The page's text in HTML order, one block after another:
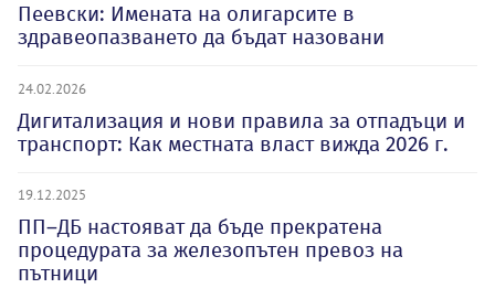
Пеевски: Имената на олигарсите в
здравеопазването да бъдат назовани
24.02.2026
Дигитализация и нови правила за отпадъци и
транспорт: Как местната власт вижда 2026 г.
19.12.2025
ПП–ДБ настояват да бъде прекратена
процедурата за железопътен превоз на
пътници